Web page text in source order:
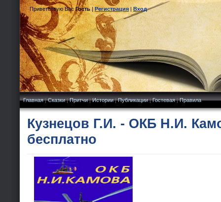
Приветствую Вас Гость|Регистрация|Вход
Главная|Сказки|Притчи|Истории|Публикации|Гостевая|Правила
Кузнецов Г.И. - ОКБ Н.И.
бесплатно